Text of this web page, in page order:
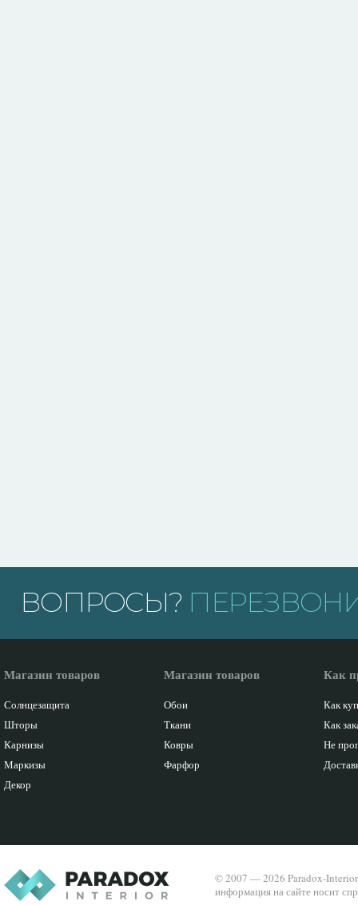
ВОПРОСЫ?
Магазин товаров
Солнцезащита
Шторы
Карнизы
Маркизы
Декор
Магазин товаров
Обои
Ткани
Ковры
Фарфор
Как
Как
Как
Не
© 2007 — 2026 Paradox-
информация на сайте носит